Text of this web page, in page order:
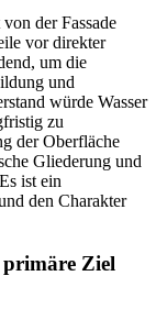
der Fassade
vor direkter
um die
und
würde Wasser
zu
der Oberfläche
Gliederung und
ist ein
den Charakter
primäre Ziel